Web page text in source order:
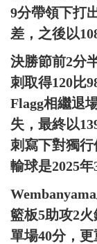
9分帶領下打
差，之後以
決勝節前2分
刺取得120比
Flagg相繼退
失，最終以
刺寫下對獨
輸球是2025年
籃板5助攻2
單場40分，